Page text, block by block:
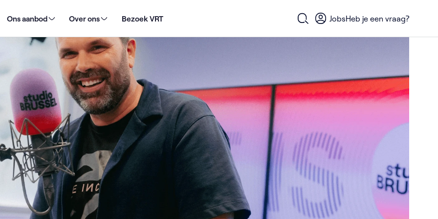
Ons aanbod Over ons Bezoek VRT
Open zoekformulier
JobsHeb je een vraag?
naar Studio Brussel